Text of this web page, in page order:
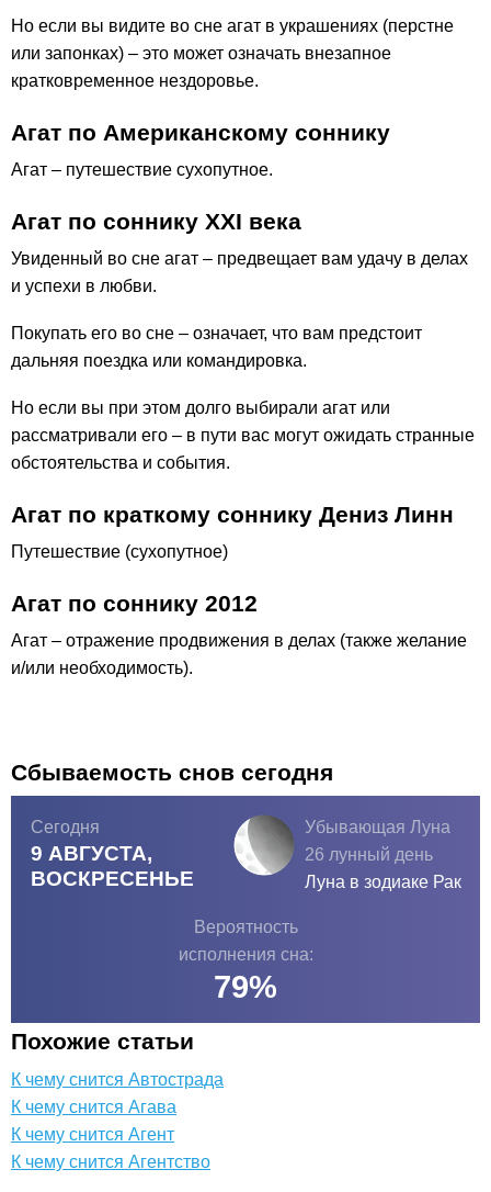
Но если вы видите во сне агат в украшениях (перстне
или запонках) – это может означать внезапное
кратковременное нездоровье.
Агат по Американскому соннику
Агат – путешествие сухопутное.
Агат по соннику ХХІ века
Увиденный во сне агат – предвещает вам удачу в делах
и успехи в любви.
Покупать его во сне – означает, что вам предстоит
дальняя поездка или командировка.
Но если вы при этом долго выбирали агат или
рассматривали его – в пути вас могут ожидать странные
обстоятельства и события.
Агат по краткому соннику Дениз Линн
Путешествие (сухопутное)
Агат по соннику 2012
Агат – отражение продвижения в делах (также желание
и/или необходимость).
Сбываемость снов сегодня
Сегодня
9 АВГУСТА,
ВОСКРЕСЕНЬЕ
Убывающая Луна
26 лунный день
Луна в зодиаке Рак
Вероятность
исполнения сна:
79%
Похожие статьи
К чему снится Автострада
К чему снится Агава
К чему снится Агент
К чему снится Агентство